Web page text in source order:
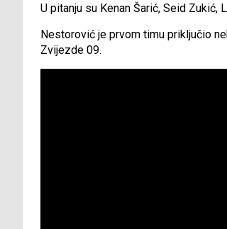
U pitanju su Kenan Šarić, Seid Zukić,
Nestorović je prvom timu priključio
Zvijezde 09.